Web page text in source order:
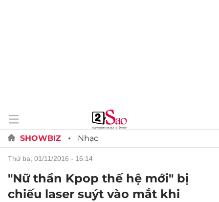
SHOWBIZ Nhạc
thứ ba, 01/11/2016 - 16:14
"Nữ thần Kpop thế hệ mới" bị
chiếu laser suýt vào mắt khi